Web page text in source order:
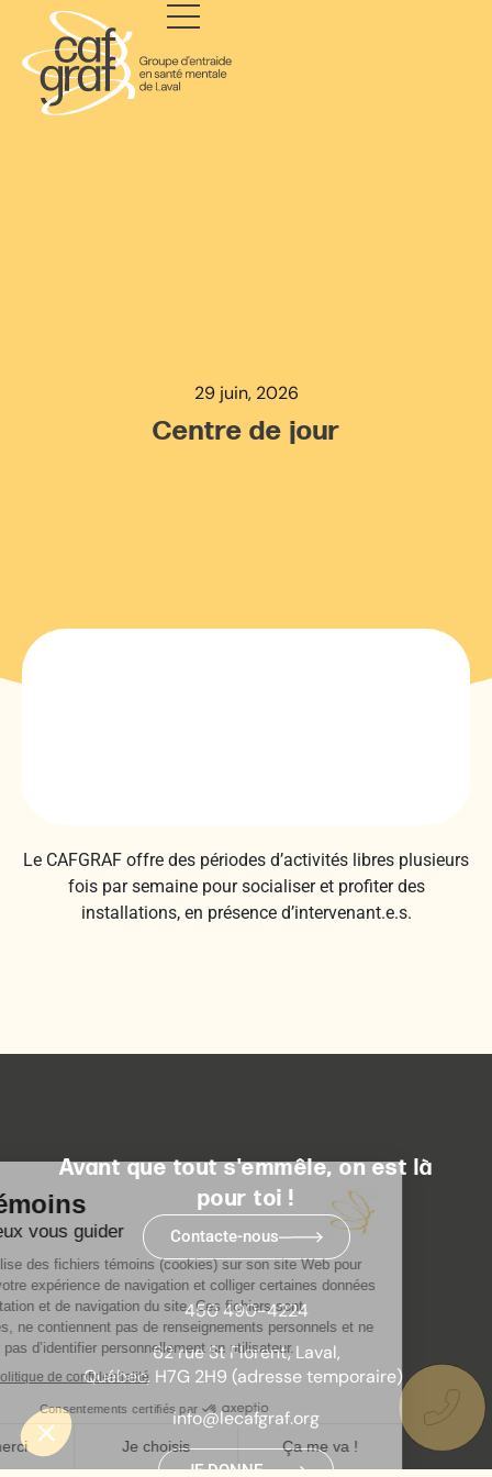
29 juin, 2026
Centre de jour
Le CAFGRAF offre des périodes d’activités libres plusieurs
fois par semaine pour socialiser et profiter des
installations, en présence d’intervenant.e.s.
Avant que tout s'emmêle, on est là
pour toi !
Contacte-nous
450 490-4224
62 rue St Florent, Laval,
Québec, H7G 2H9 (adresse temporaire)
info@lecafgraf.org
JE DONNE